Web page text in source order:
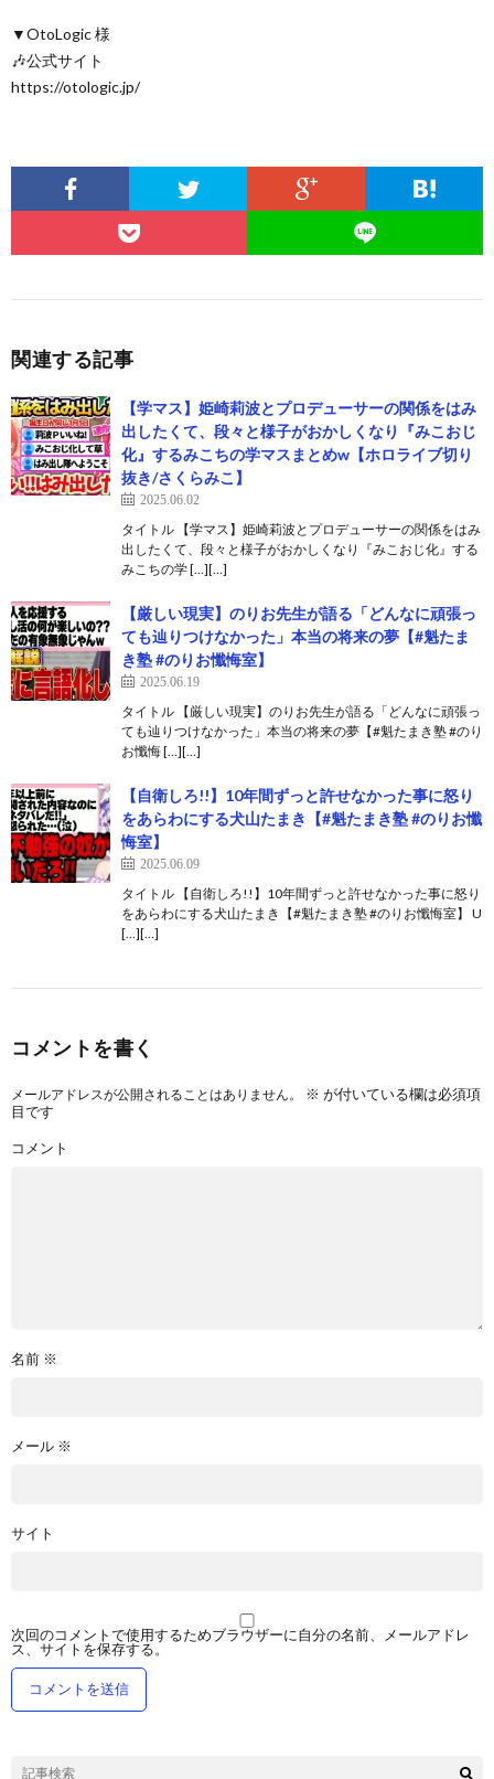
▼OtoLogic 様
🎶公式サイト
https://otologic.jp/
関連する記事
【学マス】姫崎莉波とプロデューサーの関係をはみ
出したくて、段々と様子がおかしくなり『みこおじ
化』するみこちの学マスまとめw【ホロライブ切り
抜き/さくらみこ】
2025.06.02
タイトル 【学マス】姫崎莉波とプロデューサーの関係をはみ
出したくて、段々と様子がおかしくなり『みこおじ化』する
みこちの学 […][…]
【厳しい現実】のりお先生が語る「どんなに頑張っ
ても辿りつけなかった」本当の将来の夢【#魁たま
き塾 #のりお懺悔室】
2025.06.19
タイトル 【厳しい現実】のりお先生が語る「どんなに頑張っ
ても辿りつけなかった」本当の将来の夢【#魁たまき塾 #のり
お懺悔 […][…]
【自衛しろ!!】10年間ずっと許せなかった事に怒り
をあらわにする犬山たまき【#魁たまき塾 #のりお懺
悔室】
2025.06.09
タイトル 【自衛しろ!!】10年間ずっと許せなかった事に怒り
をあらわにする犬山たまき【#魁たまき塾 #のりお懺悔室】 U
[…][…]
コメントを書く
メールアドレスが公開されることはありません。 ※ が付いている欄は必須項
目です
コメント
名前 ※
メール ※
サイト
次回のコメントで使用するためブラウザーに自分の名前、メールアドレ
ス、サイトを保存する。